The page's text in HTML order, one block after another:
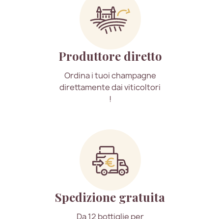
Produttore diretto
Ordina i tuoi champagne
direttamente dai viticoltori
!
Spedizione gratuita
Da 12 bottiglie per